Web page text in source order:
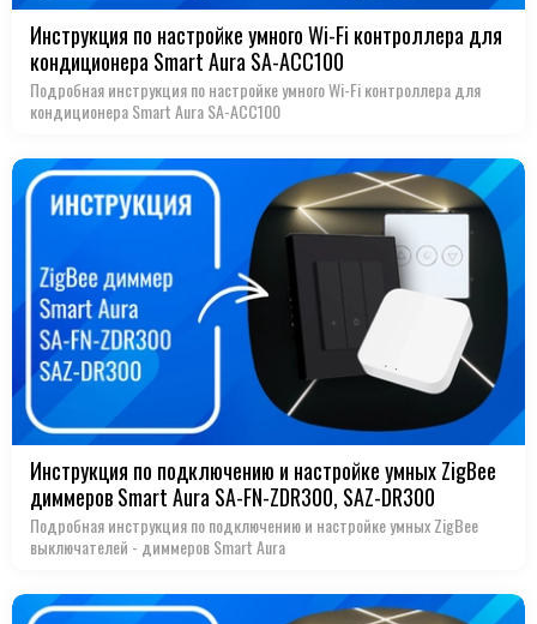
Инструкция по настройке умного Wi-Fi контроллера для
кондиционера Smart Aura SA-ACC100
Подробная инструкция по настройке умного Wi-Fi контроллера для
кондиционера Smart Aura SA-ACC100
Инструкция по подключению и настройке умных ZigBee
диммеров Smart Aura SA-FN-ZDR300, SAZ-DR300
Подробная инструкция по подключению и настройке умных ZigBee
выключателей - диммеров Smart Aura